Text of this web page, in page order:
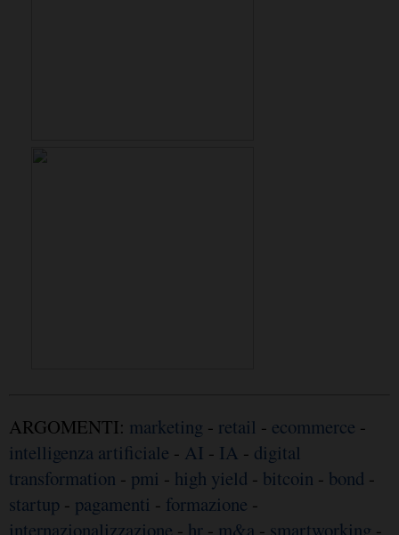
ARGOMENTI: marketing - retail - ecommerce -
intelligenza artificiale - AI - IA - digital
transformation - pmi - high yield - bitcoin - bond -
startup - pagamenti - formazione -